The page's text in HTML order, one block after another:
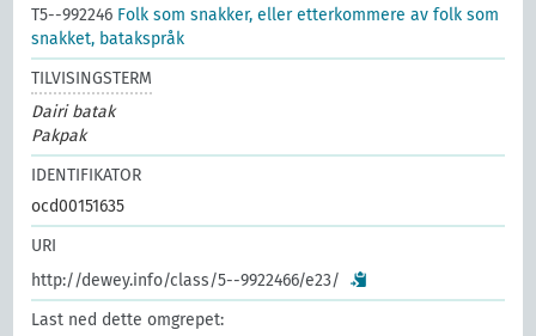
T5--992246 Folk som snakker, eller etterkommere av folk som
snakket, batakspråk
TILVISINGSTERM
Dairi batak
Pakpak
IDENTIFIKATOR
ocd00151635
URI
http://dewey.info/class/5--9922466/e23/
Last ned dette omgrepet: